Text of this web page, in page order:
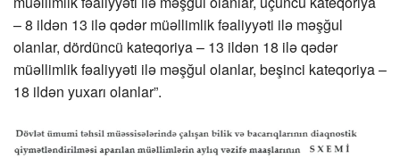
– 8 ildən 13 ilə qədər müəllimlik fəaliyyəti ilə məşğul
olanlar, dördüncü kateqoriya – 13 ildən 18 ilə qədər
müəllimlik fəaliyyəti ilə məşğul olanlar, beşinci kateqoriya –
18 ildən yuxarı olanlar”.